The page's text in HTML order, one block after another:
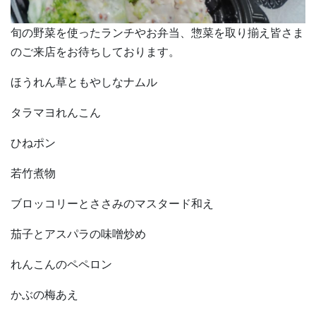
旬の野菜を使ったランチやお弁当、惣菜を取り揃え皆さま
のご来店をお待ちしております。
ほうれん草ともやしなナムル
タラマヨれんこん
ひねポン
若竹煮物
ブロッコリーとささみのマスタード和え
茄子とアスパラの味噌炒め
れんこんのペペロン
かぶの梅あえ